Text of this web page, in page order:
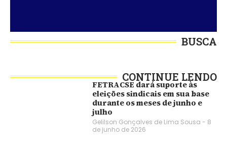
BUSCA
CONTINUE LENDO
FETRACSE dará suporte às
eleições sindicais em sua base
durante os meses de junho e
julho
Gelilson Gonçalves de Lima Sousa
8
de junho de 2026